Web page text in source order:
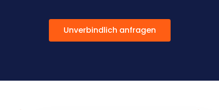
Unverbindlich anfragen